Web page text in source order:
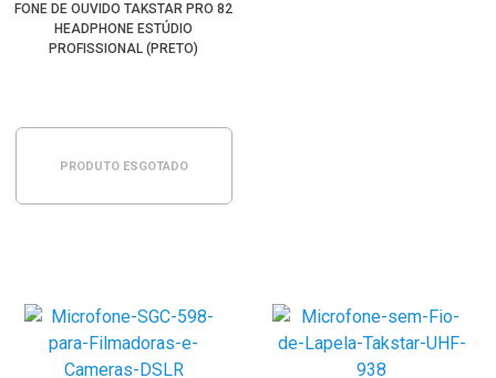
FONE DE OUVIDO TAKSTAR PRO 82
HEADPHONE ESTÚDIO
PROFISSIONAL (PRETO)
PRODUTO ESGOTADO